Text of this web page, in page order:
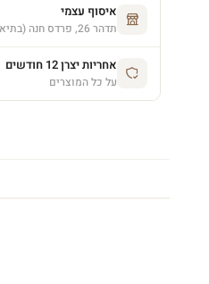
איסוף עצמי
תדהר 26, פרדס חנה (בתיאום מראש)
אחריות יצרן 12 חודשים
על כל המוצרים